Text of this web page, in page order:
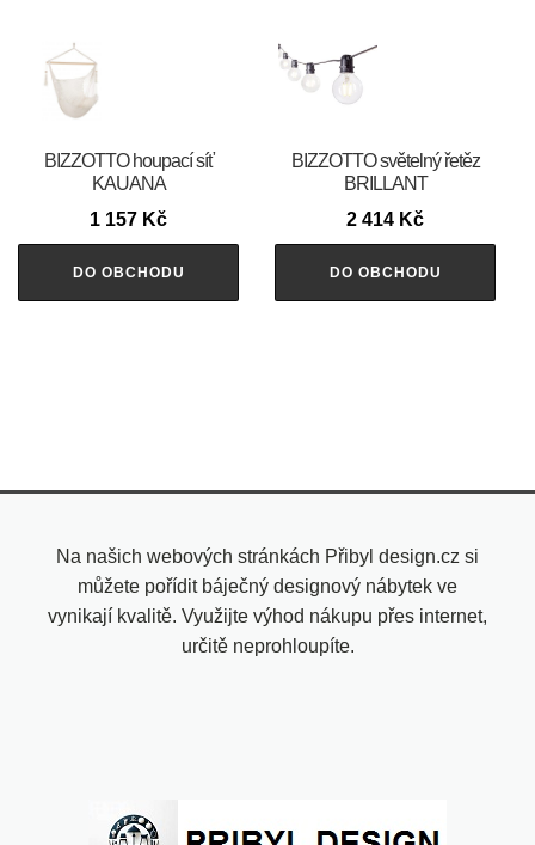
BIZZOTTO houpací síť
KAUANA
1 157 Kč
DO OBCHODU
BIZZOTTO světelný řetěz
BRILLANT
2 414 Kč
DO OBCHODU
Na našich webových stránkách Přibyl design.cz si
můžete pořídit báječný designový nábytek ve
vynikají kvalitě. Využijte výhod nákupu přes internet,
určitě neprohloupíte.